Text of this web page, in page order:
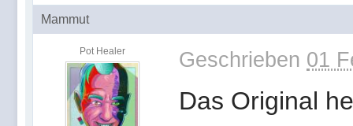
Mammut
Pot Healer Geschrieben 01
Das Original